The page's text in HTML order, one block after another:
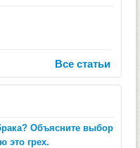
Все статьи
Объясните выбор
это грех.